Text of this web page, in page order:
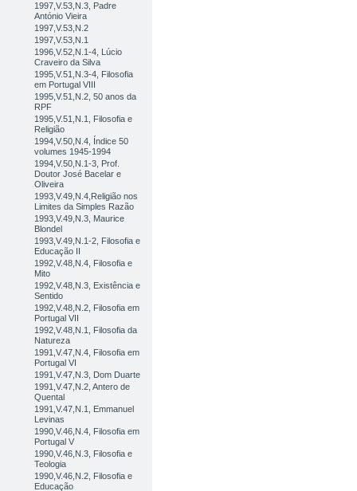
1997,V.53,N.3, Padre
António Vieira
1997,V.53,N.2
1997,V.53,N.1
1996,V.52,N.1-4, Lúcio
Craveiro da Silva
1995,V.51,N.3-4, Filosofia
em Portugal VIII
1995,V.51,N.2, 50 anos da
RPF
1995,V.51,N.1, Filosofia e
Religião
1994,V.50,N.4, Índice 50
volumes 1945-1994
1994,V.50,N.1-3, Prof.
Doutor José Bacelar e
Oliveira
1993,V.49,N.4,Religião nos
Limites da Simples Razão
1993,V.49,N.3, Maurice
Blondel
1993,V.49,N.1-2, Filosofia e
Educação II
1992,V.48,N.4, Filosofia e
Mito
1992,V.48,N.3, Existência e
Sentido
1992,V.48,N.2, Filosofia em
Portugal VII
1992,V.48,N.1, Filosofia da
Natureza
1991,V.47,N.4, Filosofia em
Portugal VI
1991,V.47,N.3, Dom Duarte
1991,V.47,N.2, Antero de
Quental
1991,V.47,N.1, Emmanuel
Levinas
1990,V.46,N.4, Filosofia em
Portugal V
1990,V.46,N.3, Filosofia e
Teologia
1990,V.46,N.2, Filosofia e
Educação